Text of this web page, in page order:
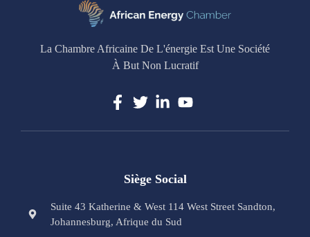
La Chambre Africaine De L'énergie Est Une Société
À But Non Lucratif
Siège Social
Suite 43 Katherine & West 114 West Street Sandton,
Johannesburg, Afrique du Sud